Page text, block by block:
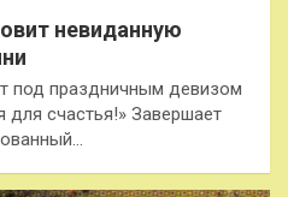
невиданную
под праздничным девизом
для счастья!» Завершает